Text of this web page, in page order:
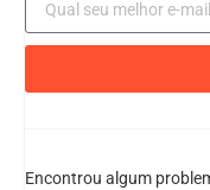
Encontrou algum